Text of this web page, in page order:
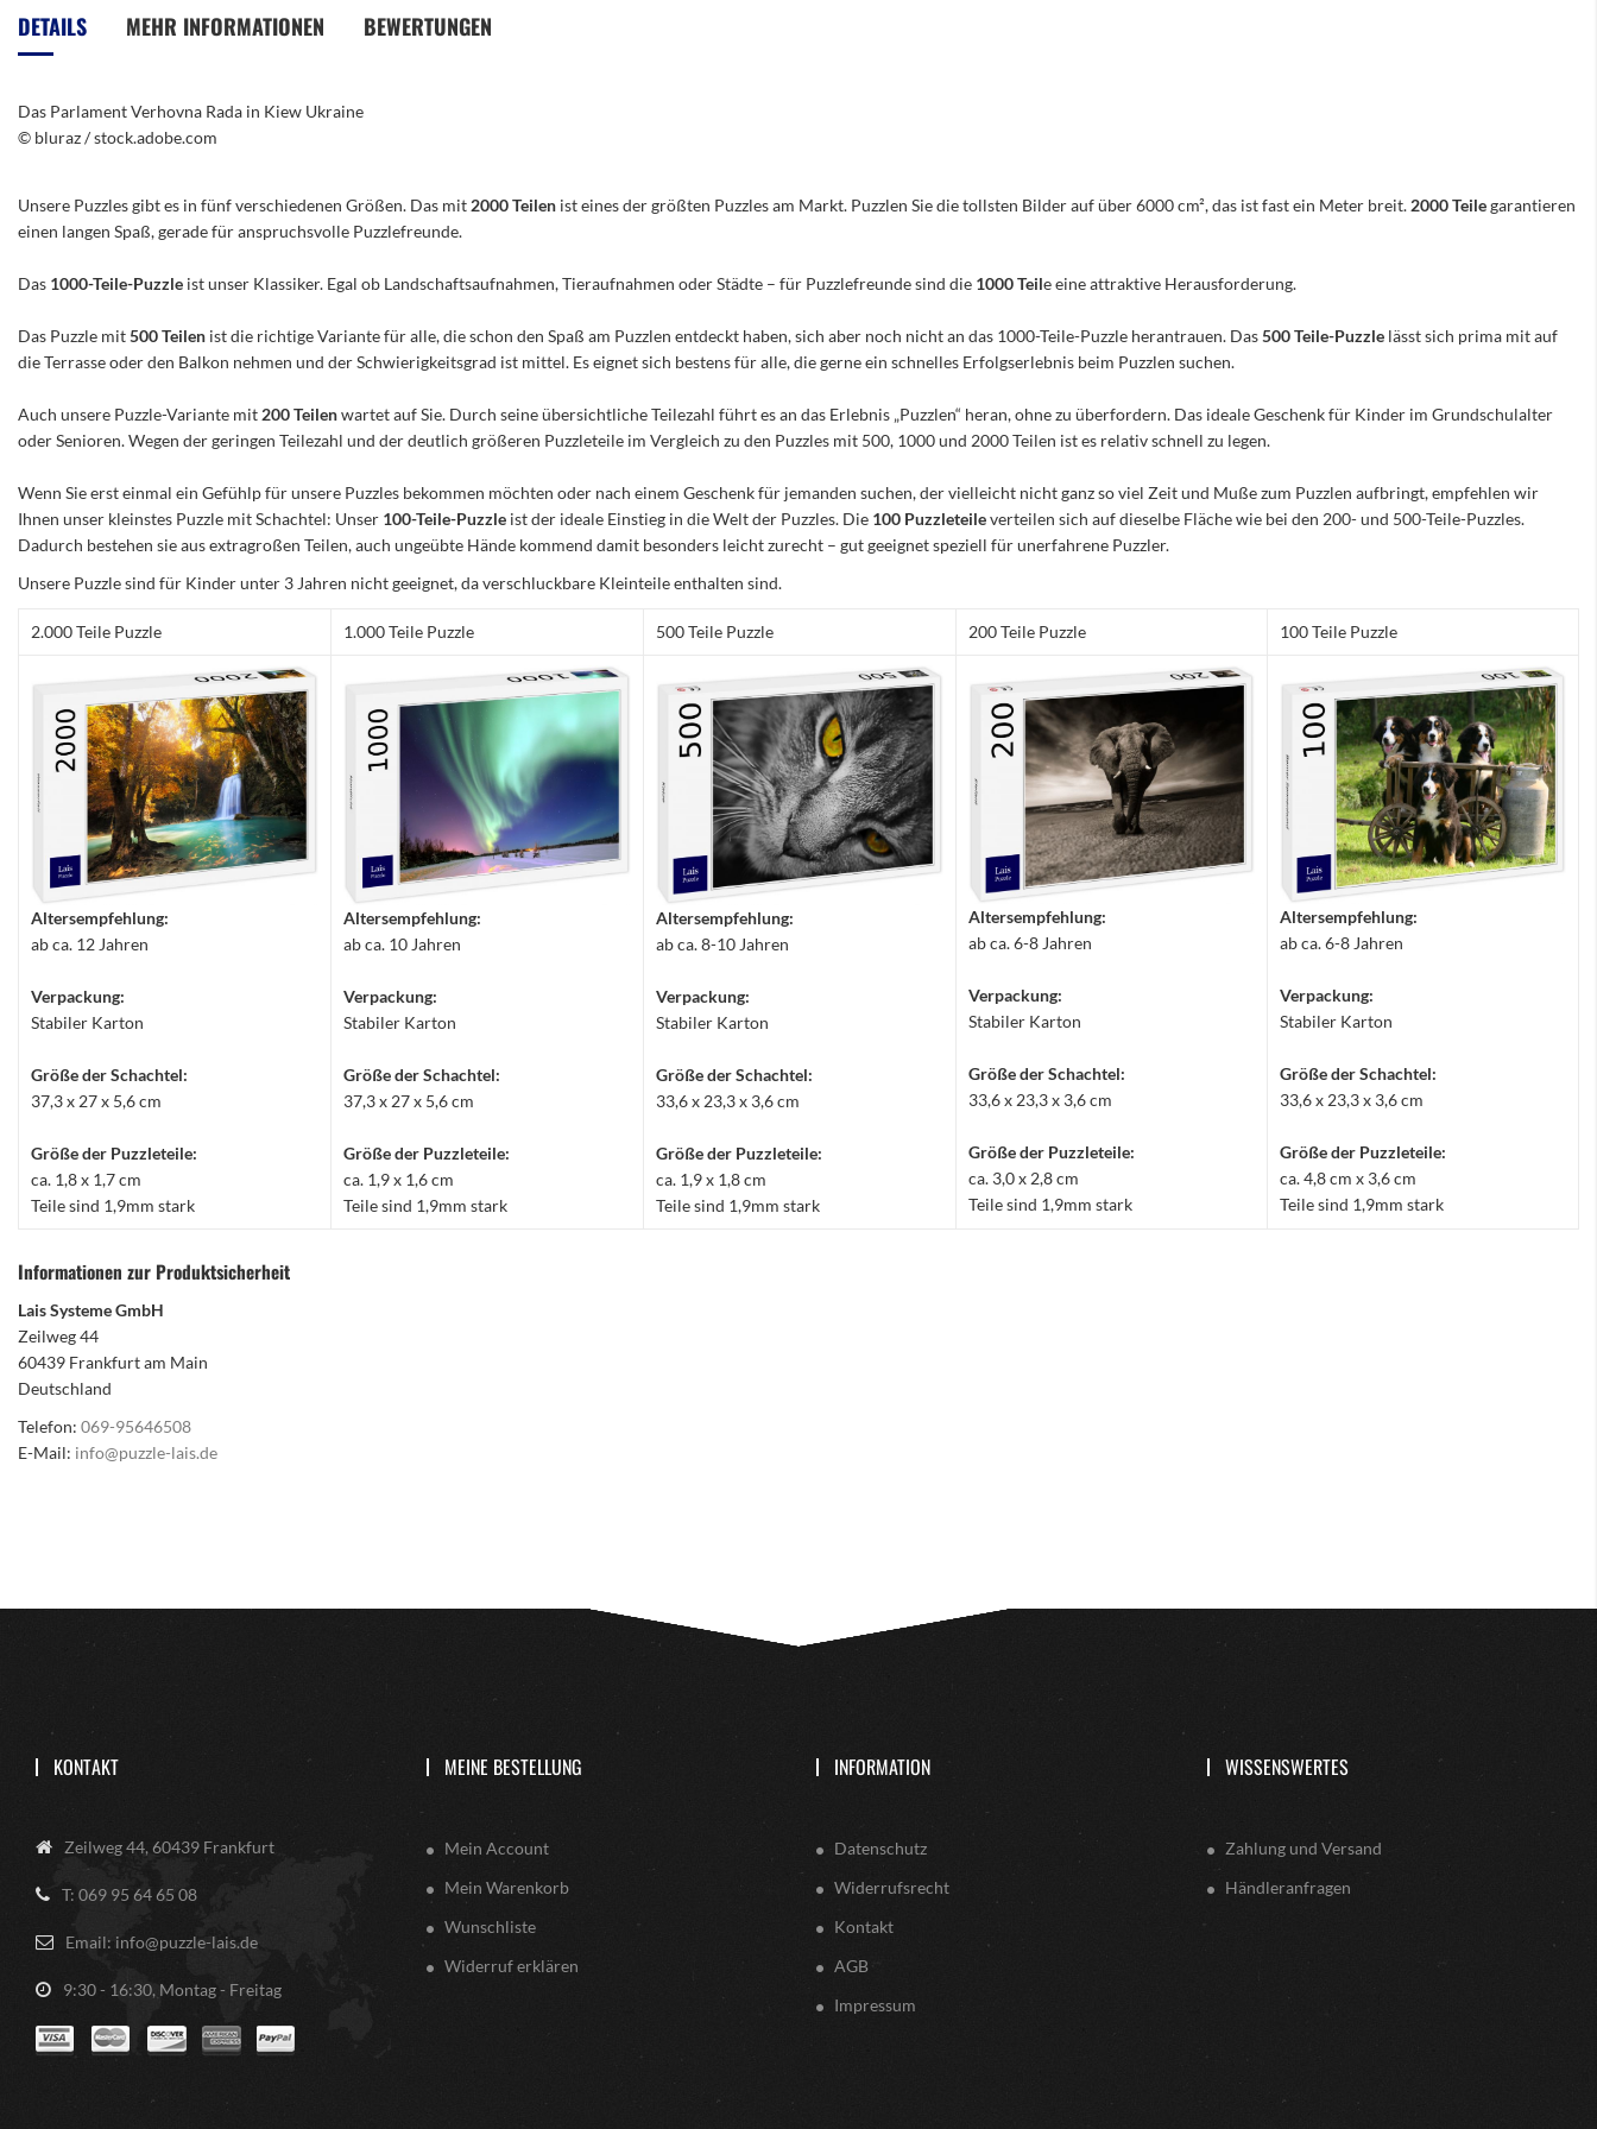
Bildergalerie
springen
DETAILS
Das Parlament Verhovna Rada in Kiew Ukraine
© bluraz / stock.adobe.com
MEHR INFORMATIONEN BEWERTUNGEN
Unsere Puzzles gibt es in fünf verschiedenen Größen. Das mit 2000 Teilen ist eines der größten Puzzles am Markt. Puzzlen Sie die tollsten Bilder auf über 6000 cm², das ist fast ein Meter breit. 2000 Teilegarantieren
einen langen Spaß, gerade für anspruchsvolle Puzzlefreunde.
Das 1000-Teile-Puzzle ist unser Klassiker. Egal ob Landschaftsaufnahmen, Tieraufnahmen oder Städte – für Puzzlefreunde sind die 1000 Teile eine attraktive Herausforderung.
Das Puzzle mit500 Teilen ist die richtige Variante für alle, die schon den Spaß am Puzzlen entdeckt haben, sich aber noch nicht an das 1000-Teile-Puzzle herantrauen. Das500 Teile-Puzzle lässt sich prima mit auf
die Terrasse oder den Balkon nehmen und der Schwierigkeitsgrad ist mittel. Es eignet sich bestens für alle, die gerne ein schnelles Erfolgserlebnis beim Puzzlen suchen.
Auch unsere Puzzle-Variante mit 200 Teilenwartet auf Sie. Durch seine übersichtliche Teilezahl führt es an das Erlebnis „Puzzlen“ heran, ohne zu überfordern. Das ideale Geschenk für Kinder im Grundschulalter
oder Senioren. Wegen der geringen Teilezahl und der deutlich größeren Puzzleteile im Vergleich zu den Puzzles mit 500, 1000 und 2000 Teilen ist es relativ schnell zu legen.
Wenn Sie erst einmal ein Gefühlp für unsere Puzzles bekommen möchten oder nach einem Geschenk für jemanden suchen, der vielleicht nicht ganz so viel Zeit und Muße zum Puzzlen aufbringt, empfehlen wir
Ihnen unser kleinstes Puzzle mit Schachtel: Unser 100-Teile-Puzzle ist der ideale Einstieg in die Welt der Puzzles. Die 100 Puzzleteileverteilen sich auf dieselbe Fläche wie bei den 200- und 500-Teile-Puzzles.
Dadurch bestehen sie aus extragroßen Teilen, auch ungeübte Hände kommend damit besonders leicht zurecht – gut geeignet speziell für unerfahrene Puzzler.
Unsere Puzzle sind für Kinder unter 3 Jahren nicht geeignet, da verschluckbare Kleinteile enthalten sind.
2.000 Teile Puzzle 1.000 Teile Puzzle 500 Teile Puzzle 200 Teile Puzzle 100 Teile Puzzle
Altersempfehlung:
ab ca. 12 Jahren
Verpackung:
Stabiler Karton
Größe der Schachtel:
37,3 x 27 x 5,6 cm
Größe der Puzzleteile:
ca. 1,8 x 1,7 cm
Teile sind 1,9mm stark
Altersempfehlung:
ab ca. 10 Jahren
Verpackung:
Stabiler Karton
Größe der Schachtel:
37,3 x 27 x 5,6 cm
Größe der Puzzleteile:
ca. 1,9 x 1,6 cm
Teile sind 1,9mm stark
Altersempfehlung:
ab ca. 8-10 Jahren
Verpackung:
Stabiler Karton
Größe der Schachtel:
33,6 x 23,3 x 3,6 cm
Größe der Puzzleteile:
ca. 1,9 x 1,8 cm
Teile sind 1,9mm stark
Altersempfehlung:
ab ca. 6-8 Jahren
Verpackung:
Stabiler Karton
Größe der Schachtel:
33,6 x 23,3 x 3,6 cm
Größe der Puzzleteile:
ca. 3,0 x 2,8 cm
Teile sind 1,9mm stark
Altersempfehlung:
ab ca. 6-8 Jahren
Verpackung:
Stabiler Karton
Größe der Schachtel:
33,6 x 23,3 x 3,6 cm
Größe der Puzzleteile:
ca. 4,8 cm x 3,6 cm
Teile sind 1,9mm stark
Informationen zur Produktsicherheit
Lais Systeme GmbH
Zeilweg 44
60439 Frankfurt am Main
Deutschland
Telefon: 069-95646508
E-Mail: info@puzzle-lais.de
KONTAKT
Zeilweg 44, 60439 Frankfurt
T: 069 95 64 65 08
Email: info@puzzle-lais.de
9:30 - 16:30, Montag - Freitag
MEINE BESTELLUNG
Mein Account
Mein Warenkorb
Wunschliste
Widerruf erklären
INFORMATION
Datenschutz
Widerrufsrecht
Kontakt
AGB
Impressum
WISSENSWERTES
Zahlung und Versand
Händleranfragen